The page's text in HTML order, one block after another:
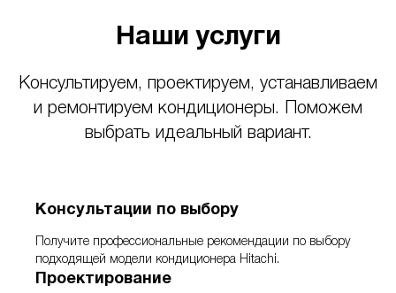
Наши услуги
Консультируем, проектируем, устанавливаем
и ремонтируем кондиционеры. Поможем
выбрать идеальный вариант.
Консультации по выбору
Получите профессиональные рекомендации по выбору
подходящей модели кондиционера Hitachi.
Проектирование